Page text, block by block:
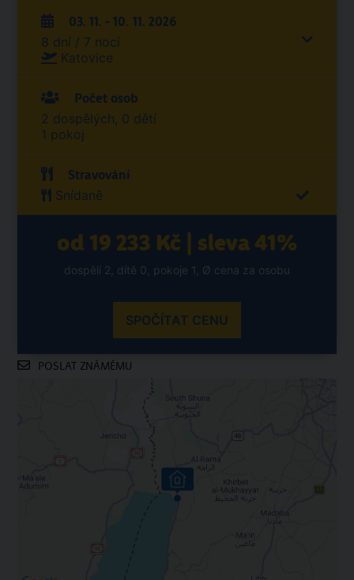
03. 11. - 10. 11. 2026
8 dní / 7 nocí
Katovice
Počet osob
2 dospělých, 0 dětí
1 pokoj
Stravování
Snídaně
od 19 233 Kč | sleva 41%
dospělí 2, dítě 0, pokoje 1, Ø cena za osobu
SPOČÍTAT CENU
POSLAT ZNÁMÉMU